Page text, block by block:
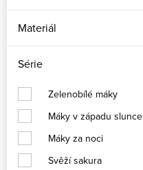
Materiál
Série
Zelenobílé máky
Máky v západu slunce
Máky za noci
Svěží sakura